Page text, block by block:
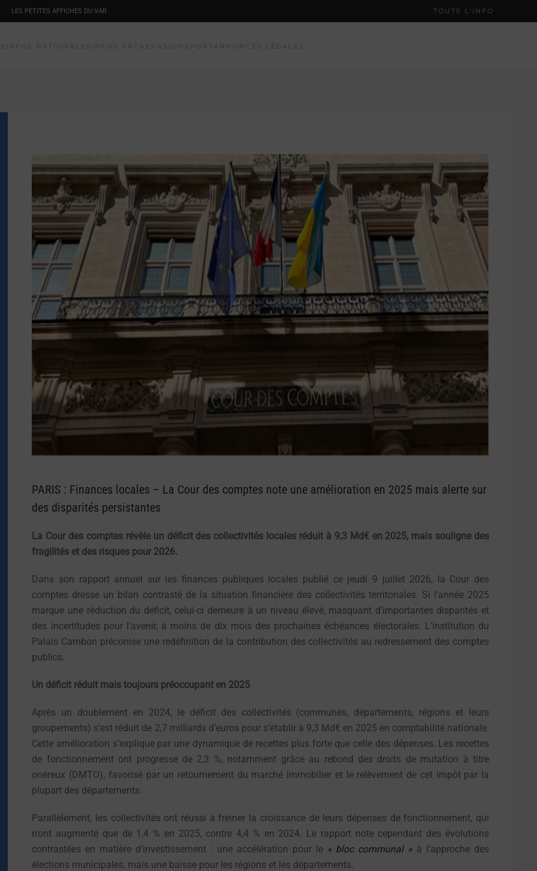
LES PETITES AFFICHES DU VAR TOUTE L'INFO
PARIS : Finances locales – La Cour des comptes note une amélioration en 2025 mais alerte sur
des disparités persistantes
La Cour des comptes révèle un déficit des collectivités locales réduit à 9,3 Md€ en 2025, mais souligne des
fragilités et des risques pour 2026.
Dans son rapport annuel sur les finances publiques locales publié ce jeudi 9 juillet 2026, la Cour des
comptes dresse un bilan contrasté de la situation financière des collectivités territoriales. Si l’année 2025
marque une réduction du déficit, celui-ci demeure à un niveau élevé, masquant d’importantes disparités et
des incertitudes pour l’avenir, à moins de dix mois des prochaines échéances électorales. L’institution du
Palais Cambon préconise une redéfinition de la contribution des collectivités au redressement des comptes
publics.
Un déficit réduit mais toujours préoccupant en 2025
Après un doublement en 2024, le déficit des collectivités (communes, départements, régions et leurs
groupements) s’est réduit de 2,7 milliards d’euros pour s’établir à 9,3 Md€ en 2025 en comptabilité nationale.
Cette amélioration s’explique par une dynamique de recettes plus forte que celle des dépenses. Les recettes
de fonctionnement ont progressé de 2,3 %, notamment grâce au rebond des droits de mutation à titre
onéreux (DMTO), favorisé par un retournement du marché immobilier et le relèvement de cet impôt par la
plupart des départements.
Parallèlement, les collectivités ont réussi à freiner la croissance de leurs dépenses de fonctionnement, qui
n’ont augmenté que de 1,4 % en 2025, contre 4,4 % en 2024. Le rapport note cependant des évolutions
contrastées en matière d’investissement : une accélération pour le « bloc communal » à l’approche des
élections municipales, mais une baisse pour les régions et les départements.